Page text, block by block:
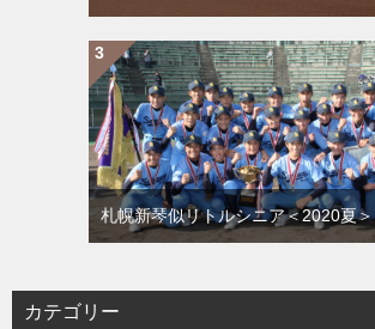
札幌新琴似リトルシニア＜2020夏＞
カテゴリー